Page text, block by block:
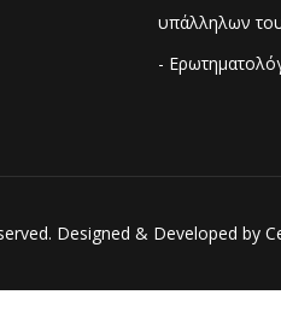
υπάλληλων
-
Designed & Developed by